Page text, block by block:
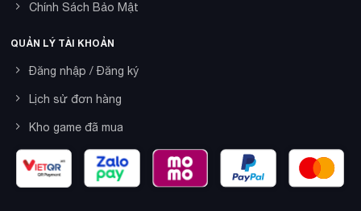
Chính Sách Bảo Mật
QUẢN LÝ TÀI KHOẢN
Đăng nhập / Đăng ký
Lịch sử đơn hàng
Kho game đã mua